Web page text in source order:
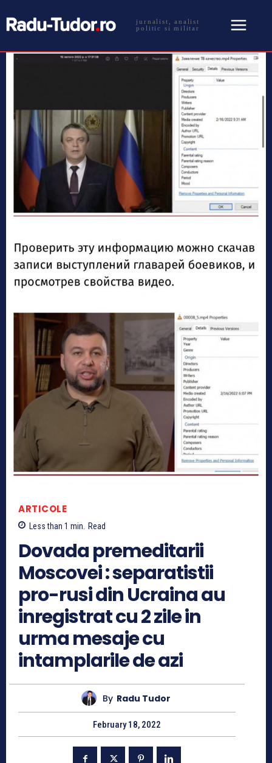
jurnalist, analist
politic si militar
ARTICOLE
Less than 1 min. Read
Dovada premeditarii
Moscovei : separatistii
pro-rusi din Ucraina au
inregistrat cu 2 zile in
urma mesaje cu
intamplarile de azi
By Radu Tudor
February 18, 2022